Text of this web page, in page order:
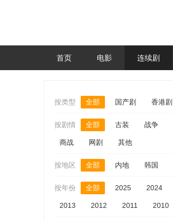
首页 电影 连续剧
按类型 全部 国产剧 香港剧
按剧情 全部 古装 战争
商战 网剧 其他
按地区 全部 内地 韩国
按年份 全部 2025 2024
2013 2012 2011 2010